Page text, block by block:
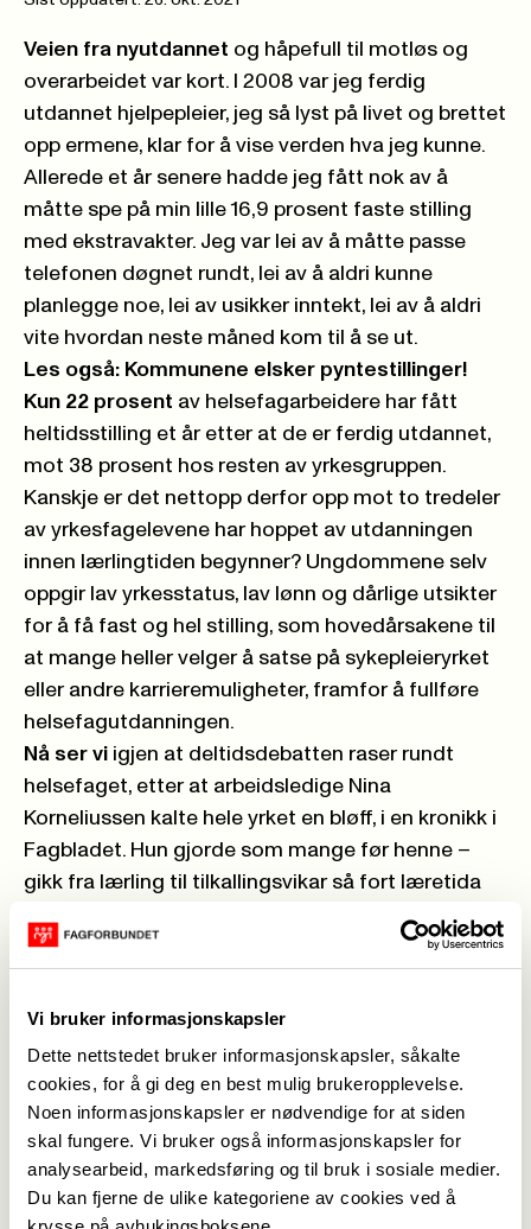
Vi bruker informasjonskapsler
Dette nettstedet bruker informasjonskapsler, såkalte
cookies, for å gi deg en best mulig brukeropplevelse.
Noen informasjonskapsler er nødvendige for at siden
skal fungere. Vi bruker også informasjonskapsler for
analysearbeid, markedsføring og til bruk i sosiale medier.
Du kan fjerne de ulike kategoriene av cookies ved å
Veien fra nyutdannet og håpefull til motløs og
overarbeidet var kort. I 2008 var jeg ferdig
utdannet hjelpepleier, jeg så lyst på livet og brettet
opp ermene, klar for å vise verden hva jeg kunne.
Allerede et år senere hadde jeg fått nok av å
måtte spe på min lille 16,9 prosent faste stilling
med ekstravakter. Jeg var lei av å måtte passe
telefonen døgnet rundt, lei av å aldri kunne
planlegge noe, lei av usikker inntekt, lei av å aldri
vite hvordan neste måned kom til å se ut.
Les også: Kommunene elsker pyntestillinger!
Kun 22 prosent av helsefagarbeidere har fått
heltidsstilling et år etter at de er ferdig utdannet,
mot 38 prosent hos resten av yrkesgruppen.
Kanskje er det nettopp derfor opp mot to tredeler
av yrkesfagelevene har hoppet av utdanningen
innen lærlingtiden begynner? Ungdommene selv
oppgir lav yrkesstatus, lav lønn og dårlige utsikter
for å få fast og hel stilling, som hovedårsakene til
at mange heller velger å satse på sykepleieryrket
eller andre karrieremuligheter, framfor å fullføre
helsefagutdanningen.
Nå ser vi igjen at deltidsdebatten raser rundt
helsefaget, etter at arbeidsledige Nina
Korneliussen kalte hele yrket en bløff, i en kronikk i
Fagbladet. Hun gjorde som mange før henne –
gikk fra lærling til tilkallingsvikar så fort læretida
For meg, derimot
Fagforbundet og LO, og etter hvert fikk jeg flere
verv både lokalt og på fylket. Jeg fikk også delta
på fylkeskonferansen til LO i Hedmark, hvor jeg var
oppe på talerstolen og fortalte om hvor viktig det
er med hele faste stillinger, både fysisk og psykisk.
Jeg glemmer aldri opplevelsen jeg hadde i pausen
etter innlegget, hvor en politiker kom bort til meg,